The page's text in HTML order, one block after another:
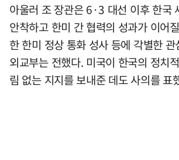
아울러 조 장관은 6·3 대선 이후 한국
안착하고 한미 간 협력의 성과가 이어
한 한미 정상 통화 성사 등에 각별한
외교부는 전했다. 미국이 한국의 정치
림 없는 지지를 보내준 데도 사의를 표